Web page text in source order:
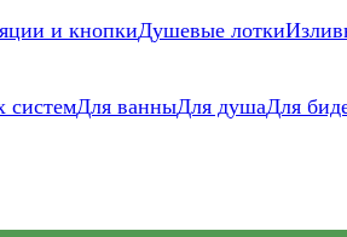
и кнопкиДушевые лотки
системДля ванныДля душаДля